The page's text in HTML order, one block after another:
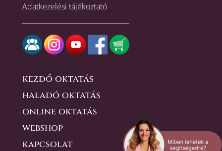
Adatkezelési tájékoztató
kezdő oktatás
haladó oktatás
online oktatás
webshop
kapcsolat